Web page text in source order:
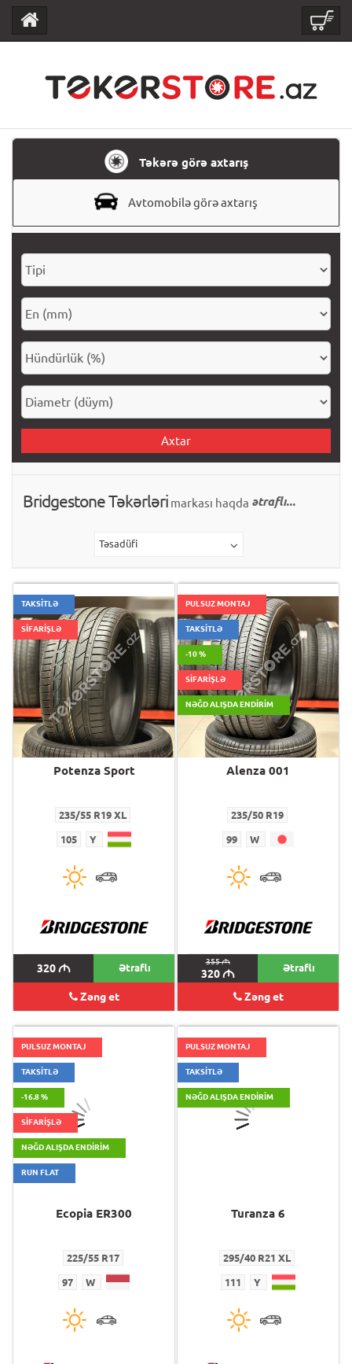
Təkərə görə axtarış
Avtomobilə görə axtarış
Axtar
Bridgestone Təkərləri markası haqda ətraflı...
Təsadüfi
TAKSİTLƏ
SİFARİŞLƏ
Potenza Sport
235/55 R19 XL
105 Y
320M Ətraflı
Zəng et
PULSUZ MONTAJ
TAKSİTLƏ
-10 %
SİFARİŞLƏ
NƏĞD ALIŞDA ENDIRIM
Alenza 001
235/50 R19
99 W
355M
320M Ətraflı
Zəng et
PULSUZ MONTAJ
TAKSİTLƏ
-16.8 %
SİFARİŞLƏ
NƏĞD ALIŞDA ENDIRIM
RUN FLAT
Ecopia ER300
225/55 R17
97 W
PULSUZ MONTAJ
TAKSİTLƏ
NƏĞD ALIŞDA ENDIRIM
Turanza 6
295/40 R21 XL
111 Y